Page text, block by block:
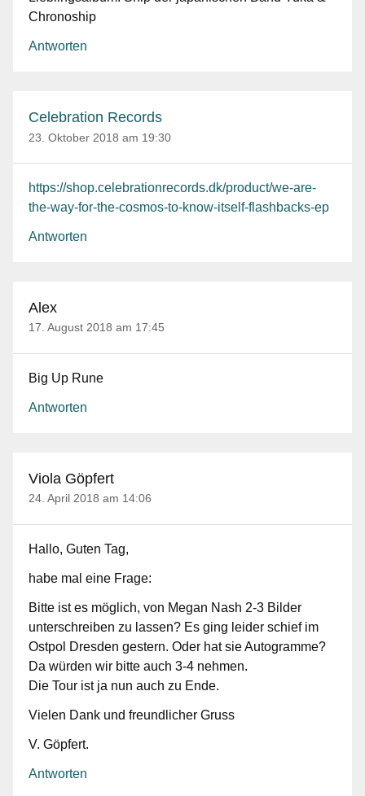
Chronoship
Antworten
Celebration Records
23. Oktober 2018 am 19:30
https://shop.celebrationrecords.dk/product/we-are-
the-way-for-the-cosmos-to-know-itself-flashbacks-ep
Antworten
Alex
17. August 2018 am 17:45
Big Up Rune
Antworten
Viola Göpfert
24. April 2018 am 14:06
Hallo, Guten Tag,
habe mal eine Frage:
Bitte ist es möglich, von Megan Nash 2-3 Bilder
unterschreiben zu lassen? Es ging leider schief im
Ostpol Dresden gestern. Oder hat sie Autogramme?
Da würden wir bitte auch 3-4 nehmen.
Die Tour ist ja nun auch zu Ende.
Vielen Dank und freundlicher Gruss
V. Göpfert.
Antworten